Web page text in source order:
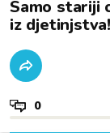
Samo stariji
iz djetinjstva!
0